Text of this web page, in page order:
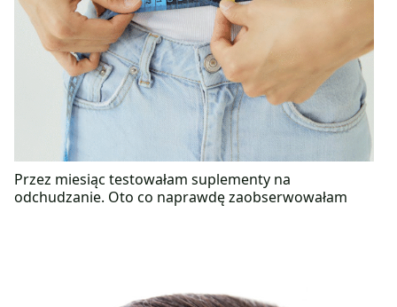
Przez miesiąc testowałam suplementy na
odchudzanie. Oto co naprawdę zaobserwowałam